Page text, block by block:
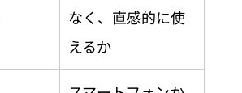
なく、直感的に使
えるか